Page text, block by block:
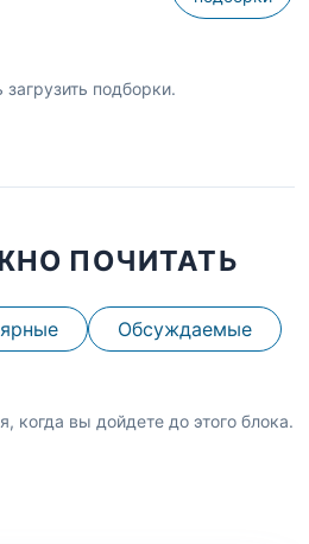
загрузить подборки.
ПОЧИТАТЬ
Обсуждаемые
когда вы дойдете до этого блока.